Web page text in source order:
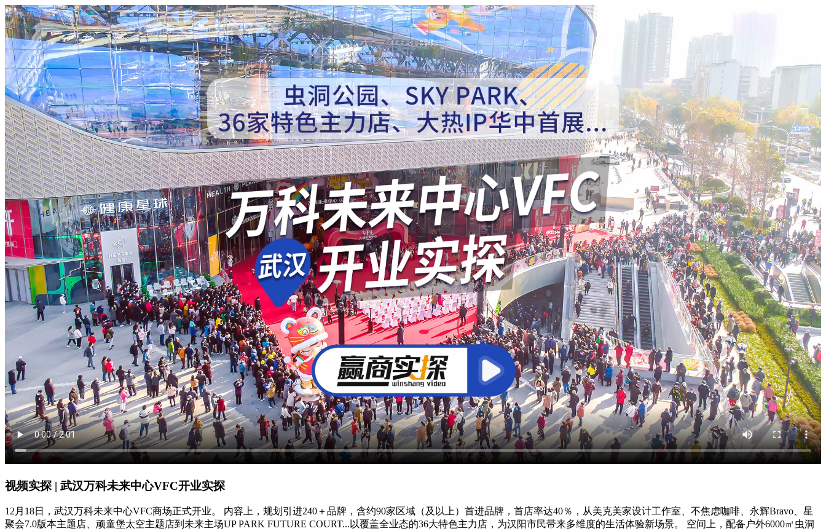
视频实探 | 武汉万科未来中心VFC开业实探
12月18日，武汉万科未来中心VFC商场正式开业。 内容上，规划引进240＋品牌，含约90家区域（及以上）首进品牌，首店率达40％，从美克美家设计工作室、不焦虑咖啡、永辉Bravo、星
聚会7.0版本主题店、顽童堡太空主题店到未来主场UP PARK FUTURE COURT...以覆盖全业态的36大特色主力店，为汉阳市民带来多维度的生活体验新场景。 空间上，配备户外6000㎡虫洞